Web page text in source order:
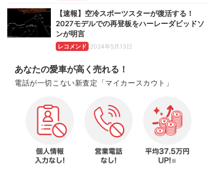
【速報】空冷スポーツスターが復活する！
2027モデルでの再登板をハーレーダビッドソ
ンが明言
レコメンド 2024年5月13日
あなたの愛車が高く売れる！
電話が一切こない新査定「マイカースカウト」